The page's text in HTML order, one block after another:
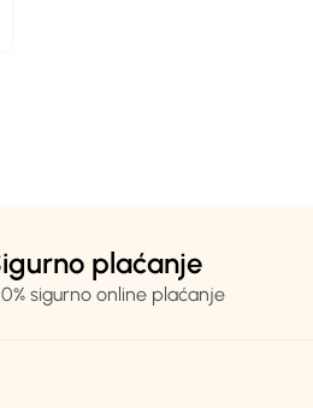
plaćanje
sigurno online plaćanje